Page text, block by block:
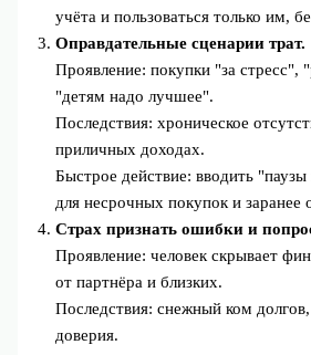
учёта и пользоваться только им,
Оправдательные сценарии трат.
Проявление: покупки "за стресс",
"детям надо лучшее".
Последствия: хроническое
приличных доходах.
Быстрое действие: вводить
для несрочных покупок и заранее
Страх признать ошибки и
Проявление: человек скрывает
от партнёра и близких.
Последствия: снежный ком
доверия.